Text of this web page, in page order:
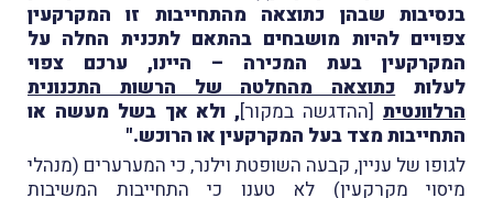
בנסיבות שבהן כתוצאה מהתחייבות זו המקרקעין
צפויים להיות מושבחים בהתאם לתכנית החלה על
המקרקעין בעת המכירה – היינו, ערכם צפוי
לעלות כתוצאה מהחלטה של הרשות התכנונית
הרלוונטית[ההדגשה במקור], ולא אך בשל מעשה או
התחייבות מצד בעל המקרקעין או הרוכש."
לגופו של עניין, קבעה השופטת וילנר, כי המערערים (מנהלי
מיסוי מקרקעין) לא טענו כי התחייבות המשיבות